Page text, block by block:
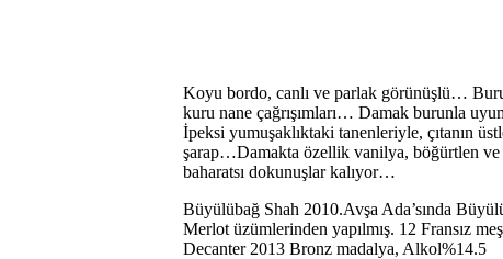
Koyu bordo, canlı ve parlak görünüşlü…
kuru nane çağrışımları… Damak burunla
İpeksi yumuşaklıktaki tanenleriyle, çıtanın
şarap…Damakta özellik vanilya, böğürtlen
baharatsı dokunuşlar kalıyor…
Büyülübağ Shah 2010.Avşa Ada’sında
Merlot üzümlerinden yapılmış. 12 Fransız
Decanter 2013 Bronz madalya, Alkol%14.5